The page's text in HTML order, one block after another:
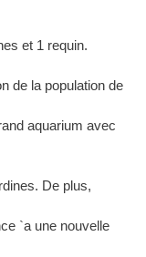
et 1 requin.
de la population de
aquarium avec
De plus,
`a une nouvelle